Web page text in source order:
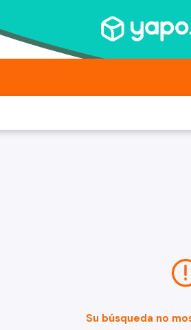
Su búsqueda no